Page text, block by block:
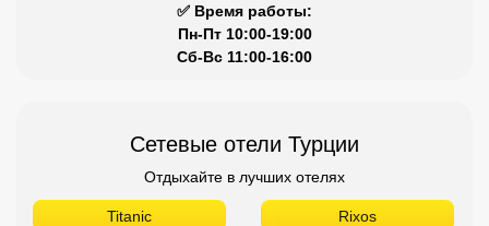
✅ Время работы:
Пн-Пт 10:00-19:00
Сб-Вс 11:00-16:00
Сетевые отели Турции
Отдыхайте в лучших отелях
Titanic Rixos